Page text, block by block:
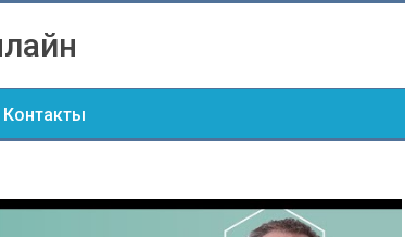
Контакты